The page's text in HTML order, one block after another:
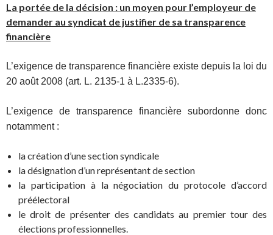
La portée de la décision : un moyen pour l’employeur de
demander au syndicat de justifier de sa transparence
financière
L’exigence de transparence financière existe depuis la loi du
20 août 2008 (art. L. 2135-1 à L.2335-6).
L’exigence de transparence financière subordonne donc
notamment :
la création d’une section syndicale
la désignation d’un représentant de section
la participation à la négociation du protocole d’accord
préélectoral
le droit de présenter des candidats au premier tour des
élections professionnelles.